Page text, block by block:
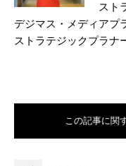
スト
デジマス・メディアプ
ストラテジックプラナ
この記事に関